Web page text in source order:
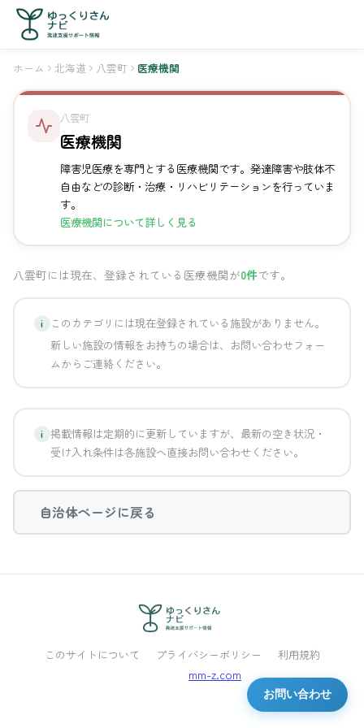
ホーム 北海道 八雲町 医療機関
八雲町
医療機関
障害児医療を専門とする医療機関です。発達障害や肢体不
自由などの診断・治療・リハビリテーションを行っていま
す。
医療機関について詳しく見る
八雲町には現在、登録されている医療機関が0件です。
i
このカテゴリには現在登録されている施設がありません。
新しい施設の情報をお持ちの場合は、お問い合わせフォー
ムからご連絡ください。
i 掲載情報は定期的に更新していますが、最新の空き状況・
受け入れ条件は各施設へ直接お問い合わせください。
自治体ページに戻る
お問い合わせ
このサイトについて プライバシーポリシー 利用規約
mm-z.com